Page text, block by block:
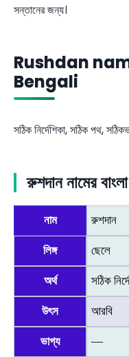
সন্তানের জন্য।
Rushdan
Bengali
সঠিক নির্দেশিকা, সঠিক পথ,
রুশদান নামের বাংলা
নাম রুশদান
লিঙ্গ ছেলে
অর্থ সঠিক
উৎস আরবি
ভাগ্য —